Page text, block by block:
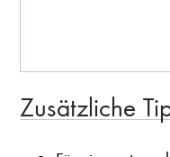
Zusätzliche